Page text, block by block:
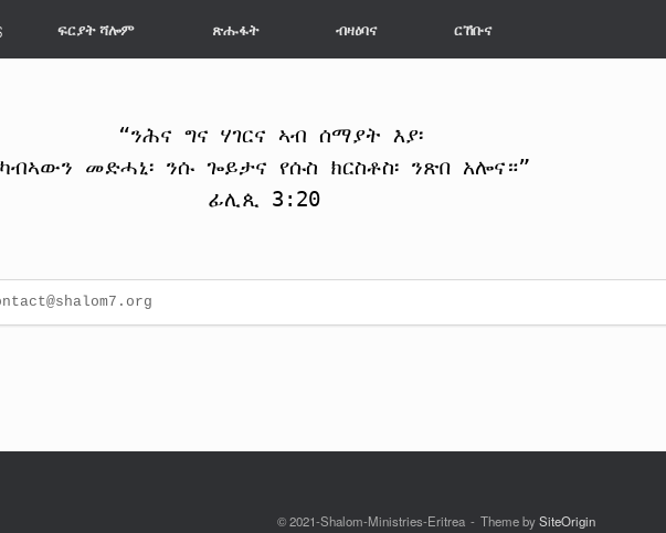
ፍርያት ሻሎም ጽሑፋት ብዛዕባና ርኸቡና
“ንሕና ግና ሃገርና ኣብ ሰማያት እያ፡
ካብኣውን መድሓኒ፡ ንሱ ጐይታና የሱስ ክርስቶስ፡ ንጽበ አሎና።”
ፊሊጲ 3:20
© 2021-Shalom-Ministries-Eritrea Theme bySiteOrigin